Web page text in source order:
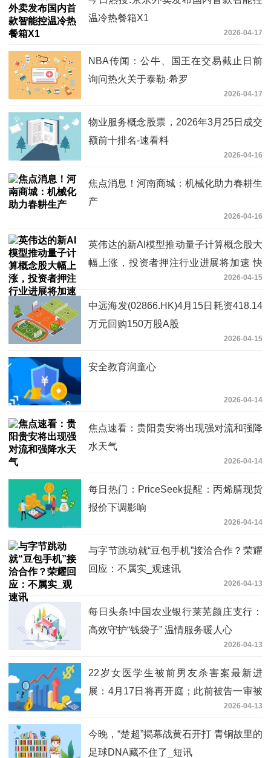
温冷热餐箱X1
2026-04-17
NBA传闻：公牛、国王在交易截止日前
询问热火关于泰勒·希罗
2026-04-17
物业服务概念股票，2026年3月25日成交
额前十排名-速看料
2026-04-16
焦点消息！河南商城：机械化助力春耕生
产
2026-04-16
英伟达的新AI模型推动量子计算概念股大
幅上涨，投资者押注行业进展将加速 快
2026-04-15
中远海发(02866.HK)4月15日耗资418.14
万元回购150万股A股
2026-04-15
安全教育润童心
2026-04-14
焦点速看：贵阳贵安将出现强对流和强降
水天气
2026-04-14
每日热门：PriceSeek提醒：丙烯腈现货
报价下调影响
2026-04-14
与字节跳动就“豆包手机”接洽合作？荣耀
回应：不属实_观速讯
2026-04-13
每日头条!中国农业银行莱芜颜庄支行：
高效守护“钱袋子” 温情服务暖人心
2026-04-13
22岁女医学生被前男友杀害案最新进
展：4月17日将再开庭；此前被告一审被
2026-04-13
今晚，“楚超”揭幕战黄石开打 青铜故里的
足球DNA藏不住了_短讯